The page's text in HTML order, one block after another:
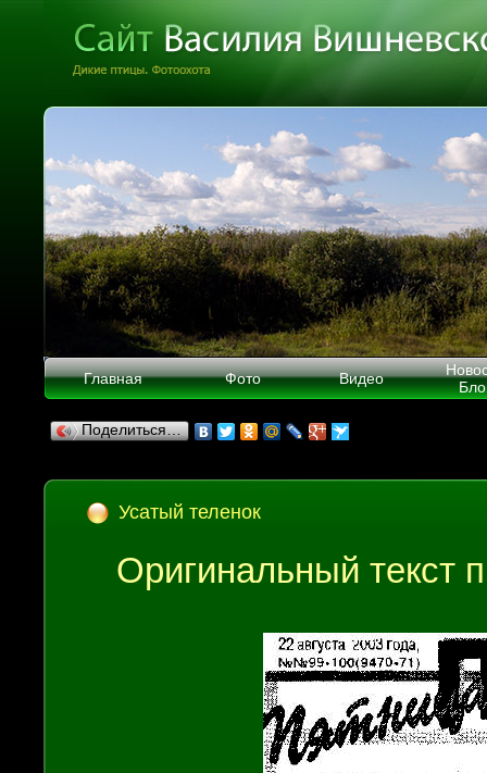
Главная Фото Видео
Поделиться…
Усатый теленок
Оригинальный текст